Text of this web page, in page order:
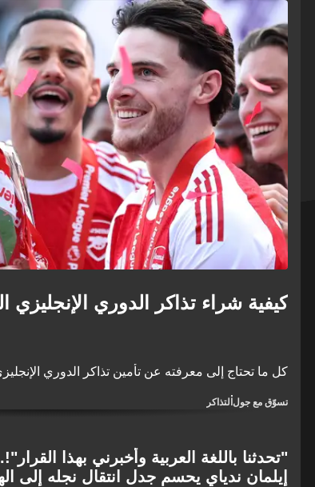
كيفية شراء تذاكر الدوري الإنجليزي
كل ما تحتاج إلى معرفته عن تأمين تذاكر الدوري الإنجليزي
تسوّق مع جول التذاكر
"تحدثنا باللغة العربية وأخبرني بهذا
إيلمان ندياي يحسم جدل انتقال نجله إلى